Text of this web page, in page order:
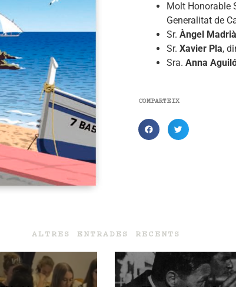
Molt Honorable
Generalitat de
Sr. Àngel Madrià
Sr. Xavier Pla,
Sra. Anna
COMPARTEIX
ALTRES ENTRADES RECENTS